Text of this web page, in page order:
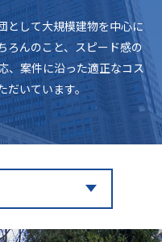
として大規模建物を中心に
ろんのこと、スピード感の
、案件に沿った適正なコス
だいています。